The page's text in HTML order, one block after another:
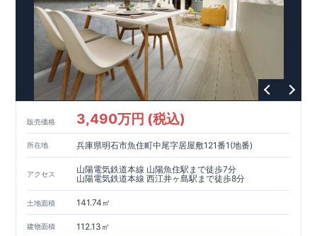
販売価格 3,490万円 (税込)
所在地 兵庫県明石市魚住町中尾字居屋敷121番1(地番)
アクセス
山陽電気鉄道本線 山陽魚住駅まで徒歩7分
山陽電気鉄道本線 西江井ヶ島駅まで徒歩8分
土地面積 141.74㎡
建物面積 112.13㎡